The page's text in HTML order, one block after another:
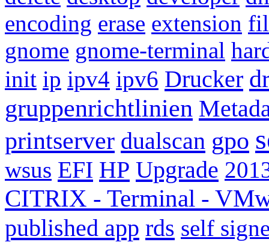
encoding erase extension
gnome gnome-terminal
init ip ipv4 ipv6 Drucker
gruppenrichtlinien
printserver dualscan gpo
wsus EFI HP Upgrade
CITRIX - Terminal -
published app rds self